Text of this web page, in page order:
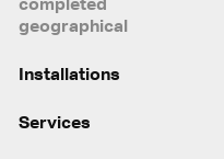
geographical
Installations
Services